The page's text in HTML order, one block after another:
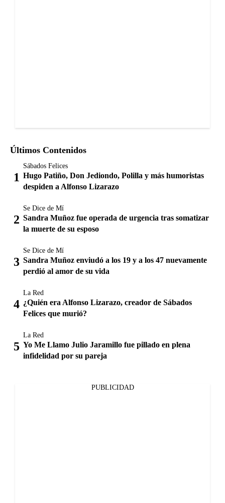
Últimos Contenidos
Sábados Felices
Hugo Patiño, Don Jediondo, Polilla y más humoristas
despiden a Alfonso Lizarazo
Se Dice de Mí
Sandra Muñoz fue operada de urgencia tras somatizar
la muerte de su esposo
Se Dice de Mí
Sandra Muñoz enviudó a los 19 y a los 47 nuevamente
perdió al amor de su vida
La Red
¿Quién era Alfonso Lizarazo, creador de Sábados
Felices que murió?
La Red
Yo Me Llamo Julio Jaramillo fue pillado en plena
infidelidad por su pareja
PUBLICIDAD